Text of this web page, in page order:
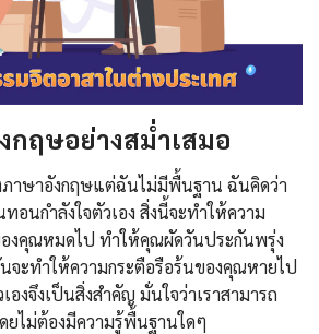
ฤษอย่างสม่ำเสมอ
ภาษาอังกฤษแต่ฉันไม่มีพื้นฐาน ฉันคิดว่า
อนกำลังใจตัวเอง สิ่งนี้จะทำให้ความ
งคุณหมดไป ทำให้คุณผัดวันประกันพรุ่ง
ะทำให้ความกระตือรือร้นของคุณหายไป
องจึงเป็นสิ่งสำคัญ มั่นใจว่าเราสามารถ
ยไม่ต้องมีความรู้พื้นฐานใดๆ